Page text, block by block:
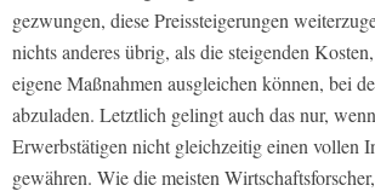
gezwungen, diese Preissteigerungen
nichts anderes übrig, als die steigenden
eigene Maßnahmen ausgleichen können, bei
abzuladen. Letztlich gelingt auch das nur,
Erwerbstätigen nicht gleichzeitig einen vollen
gewähren. Wie die meisten